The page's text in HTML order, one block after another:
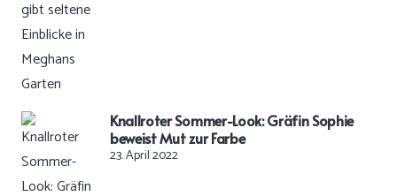
Knallroter Sommer-Look: Gräfin Sophie
beweist Mut zur Farbe
23. April 2022